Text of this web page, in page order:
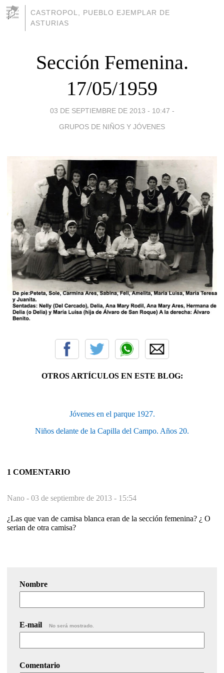
CASTROPOL, PUEBLO EJEMPLAR DE
ASTURIAS
Sección Femenina.
17/05/1959
03 DE SEPTIEMBRE DE 2013 - 10:47 -
GRUPOS DE NIÑOS Y JÓVENES
OTROS ARTÍCULOS EN ESTE BLOG:
Jóvenes en el parque 1927.
Niños delante de la Capilla del Campo. Años 20.
1 COMENTARIO
Nano - 03 de septiembre de 2013 - 15:54
¿Las que van de camisa blanca eran de la sección femenina? ¿ O
serian de otra camisa?
Nombre
E-mail No será mostrado.
Comentario